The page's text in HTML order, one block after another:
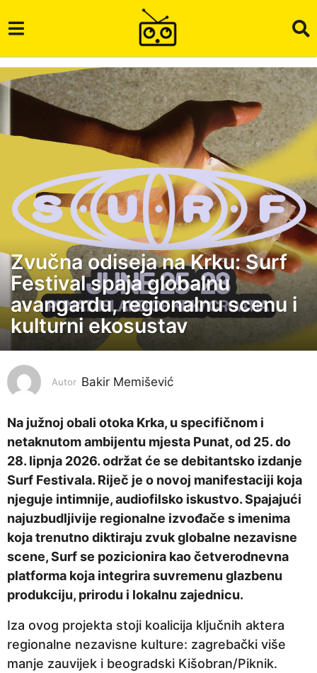
2
m
j
e
s
c
a
i
j
e
2
m
c
a
p
Zvučna odiseja na Krku: Surf
Festival spaja globalnu
avangardu, regionalnu scenu i
kulturni ekosustav
Autor Bakir Memišević
Na južnoj obali otoka Krka, u specifičnom i
netaknutom ambijentu mjesta Punat, od 25. do
28. lipnja 2026. održat će se debitantsko izdanje
Surf Festivala. Riječ je o novoj manifestaciji koja
njeguje intimnije, audiofilsko iskustvo. Spajajući
najuzbudljivije regionalne izvođače s imenima
koja trenutno diktiraju zvuk globalne nezavisne
scene, Surf se pozicionira kao četverodnevna
platforma koja integrira suvremenu glazbenu
produkciju, prirodu i lokalnu zajednicu.
Iza ovog projekta stoji koalicija ključnih aktera
regionalne nezavisne kulture: zagrebački više
manje zauvijek i beogradski Kišobran/Piknik.